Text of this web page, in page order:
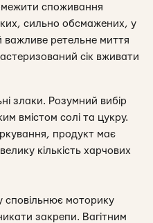
споживання
сильно обсмажених, у
важливе ретельне миття
сік вживати
злаки. Розумний вибір
вмістом солі та цукру.
продукт має
кількість харчових
сповільнює моторику
закрепи. Вагітним